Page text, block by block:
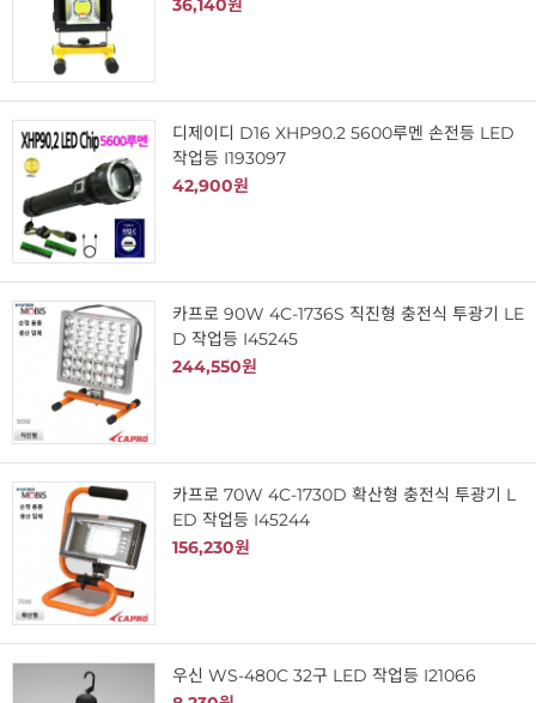
36,140원
디제이디 D16 XHP90.2 5600루멘 손전등 LED
작업등 I193097
42,900원
카프로 90W 4C-1736S 직진형 충전식 투광기 LE
D 작업등 I45245
244,550원
카프로 70W 4C-1730D 확산형 충전식 투광기 L
ED 작업등 I45244
156,230원
우신 WS-480C 32구 LED 작업등 I21066